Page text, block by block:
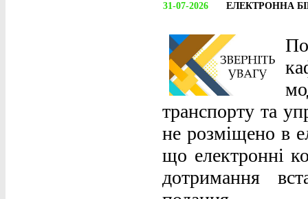
31-07-2026 ЕЛЕКТРОННА
транспорту та
не розміщено в
що електронні
дотримання